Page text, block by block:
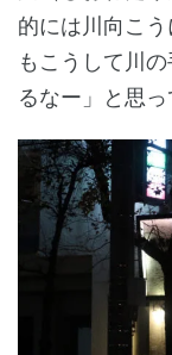
的には川向こ
もこうして川
るなー」と思っ